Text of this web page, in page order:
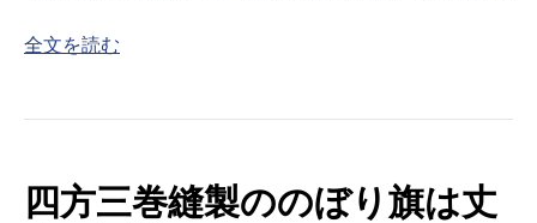
全文を読む
四方三巻縫製ののぼり旗は丈